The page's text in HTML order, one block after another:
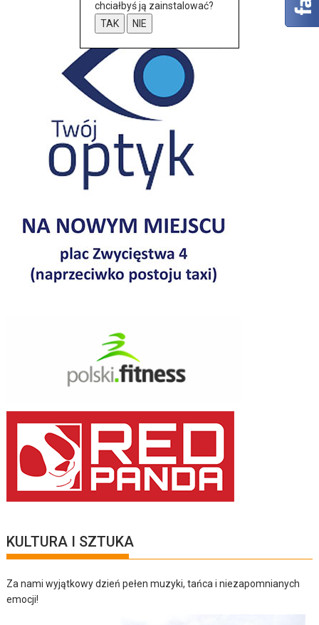
KULTURA I SZTUKA
Za nami wyjątkowy dzień pełen muzyki, tańca i niezapomnianych
emocji!
chciałbyś ją zainstalować?
TAK
NIE